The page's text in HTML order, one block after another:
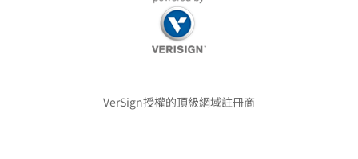
VerSign授權的頂級網域註冊商